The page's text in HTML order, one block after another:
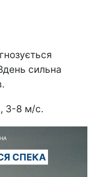
сильна
3-8 м/с.